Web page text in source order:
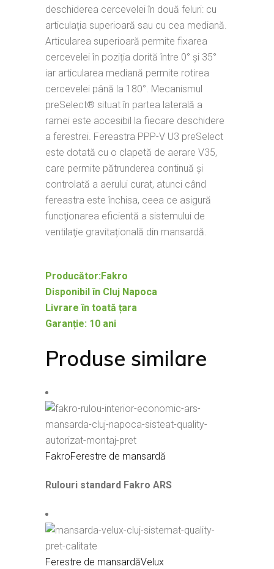
deschiderea cercevelei în două feluri: cu
articulația superioară sau cu cea mediană.
Articularea superioară permite fixarea
cercevelei în poziția dorită între 0° şi 35°
iar articularea mediană permite rotirea
cercevelei până la 180°. Mecanismul
preSelect® situat în partea laterală a
ramei este accesibil la fiecare deschidere
a ferestrei. Fereastra PPP-V U3 preSelect
este dotată cu o clapetă de aerare V35,
care permite pătrunderea continuă și
controlată a aerului curat, atunci când
fereastra este închisa, ceea ce asigură
funcţionarea eficientă a sistemului de
ventilaţie gravitațională din mansardă.
Producător:Fakro
Disponibil în Cluj Napoca
Livrare în toată țara
Garanție: 10 ani
Produse similare
FakroFerestre de mansardă
Rulouri standard Fakro ARS
Ferestre de mansardăVelux